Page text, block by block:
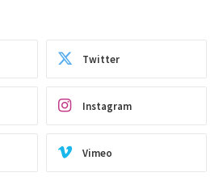
Twitter
Instagram
Vimeo